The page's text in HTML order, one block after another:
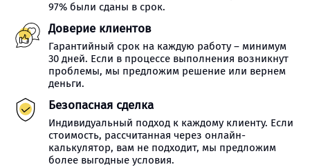
97% были сданы в срок.
Доверие клиентов
Гарантийный срок на каждую работу – минимум
30 дней. Если в процессе выполнения возникнут
проблемы, мы предложим решение или вернем
деньги.
Безопасная сделка
Индивидуальный подход к каждому клиенту. Если
стоимость, рассчитанная через онлайн-
калькулятор, вам не подходит, мы предложим
более выгодные условия.